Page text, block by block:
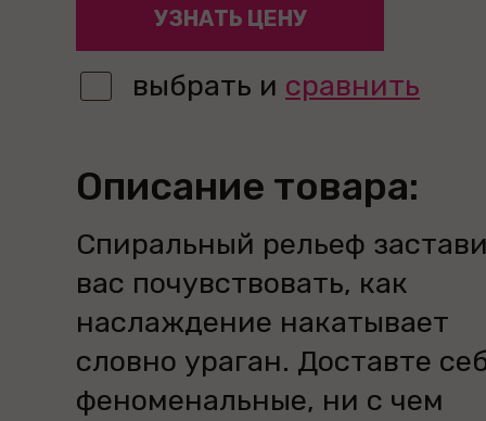
УЗНАТЬ ЦЕНУ
выбрать и сравнить
Описание товара:
Спиральный рельеф
вас почувствовать, как
наслаждение накатывает
словно ураган. Доставте
феноменальные, ни с чем